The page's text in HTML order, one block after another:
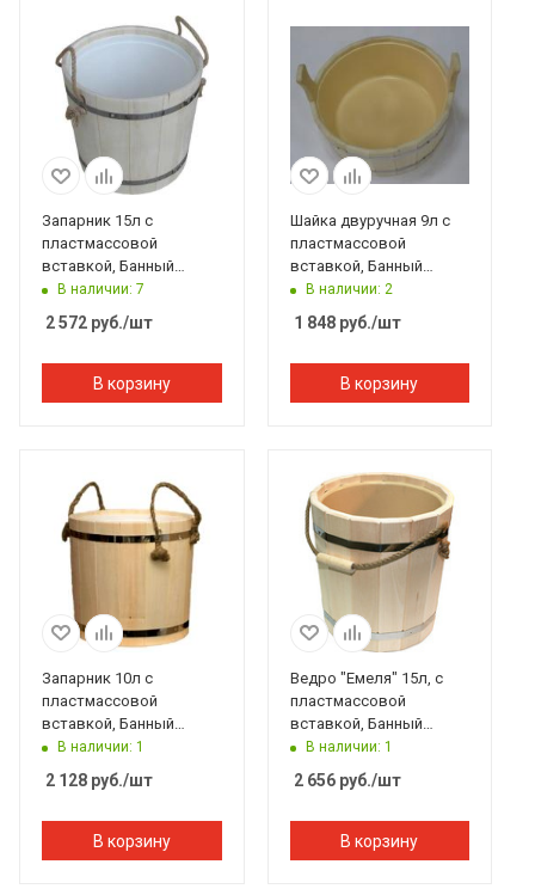
Запарник 15л с
пластмассовой
вставкой, Банный
Эксперт
В наличии: 7
2 572 руб./шт
В корзину
Шайка двуручная 9л с
пластмассовой
вставкой, Банный
Эксперт
В наличии: 2
1 848руб./шт
В корзину
Запарник 10л с
пластмассовой
вставкой, Банный
Эксперт
В наличии: 1
2 128 руб./шт
В корзину
Ведро "Емеля" 15л, с
пластмассовой
вставкой, Банный
Эксперт
В наличии: 1
2 656руб./шт
В корзину